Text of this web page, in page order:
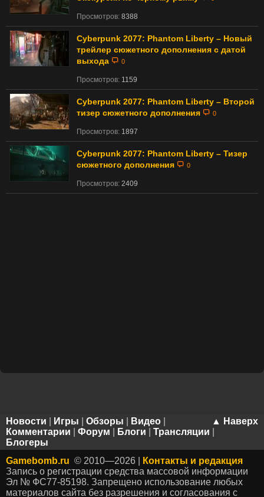
Просмотров: 8388
Cyberpunk 2077: Phantom Liberty – Новый
трейлер сюжетного дополнения с датой
выхода
0
Просмотров: 1159
Cyberpunk 2077: Phantom Liberty – Второй
тизер сюжетного дополнения
0
Просмотров: 1897
Cyberpunk 2077: Phantom Liberty – Тизер
сюжетного дополнения
0
Просмотров: 2409
▲ Наверх
Новости Игры Обзоры Видео
Комментарии
Форум Блоги Трансляции
Блогеры
Gamebomb.ru © 2010—2026 |
Контакты и редакция
Запись о регистрации средства массовой информации
Эл № ФС77-85198. Запрещено использование любых
материалов сайта без разрешения и согласования с